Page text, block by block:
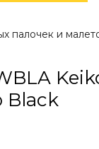
палочек и
Black